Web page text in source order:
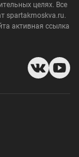
целях. Все
spartakmoskva.ru.
активная ссылка